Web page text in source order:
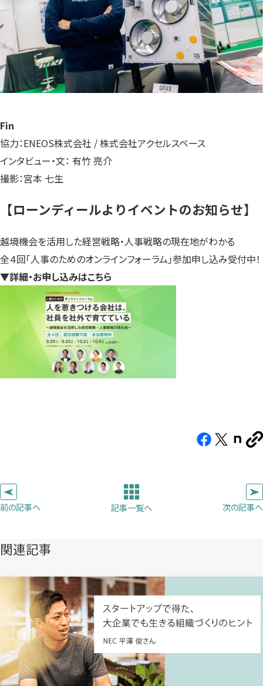
Fin
協力：ENEOS株式会社 / 株式会社アクセルスペース
インタビュー・文： 有竹 亮介
撮影：宮本 七生
【ローンディールよりイベントのお知らせ】
越境機会を活用した経営戦略・人事戦略の現在地がわかる
全４回「人事のためのオンラインフォーラム」参加申し込み受付中！
▼詳細・お申し込みはこちら
Facebook（新
す）
X（新
す）
note（新
で
す）
ー
前の記事へ 記事一覧へ 次の記事へ
関連記事